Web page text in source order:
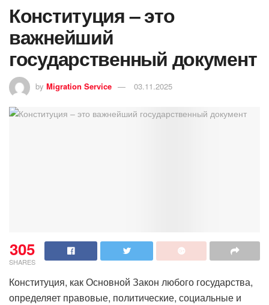
Конституция – это
важнейший
государственный документ
by Migration Service 03.11.2025
305
SHARES
Конституция, как Основной Закон любого государства,
определяет правовые, политические, социальные и